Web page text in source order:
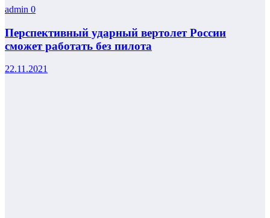
admin 0
Перспективный ударный вертолет России
сможет работать без пилота
22.11.2021